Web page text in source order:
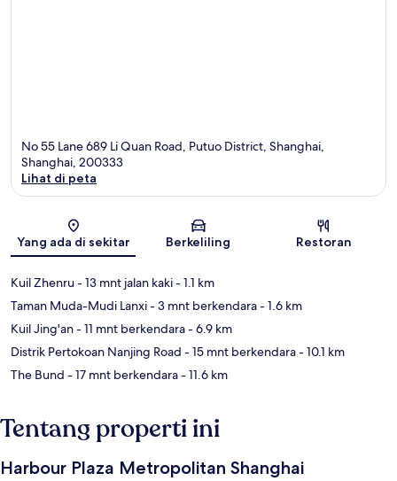
No 55 Lane 689 Li Quan Road, Putuo District, Shanghai,
Shanghai, 200333
Lihat di peta
Yang ada di sekitar Berkeliling Restoran
Kuil Zhenru- 13 mnt jalan kaki- 1.1 km
Taman Muda-Mudi Lanxi- 3 mnt berkendara- 1.6 km
Kuil Jing'an- 11 mnt berkendara- 6.9 km
Distrik Pertokoan Nanjing Road - 15 mnt berkendara- 10.1 km
The Bund - 17 mnt berkendara- 11.6 km
Tentang properti ini
Harbour Plaza Metropolitan Shanghai